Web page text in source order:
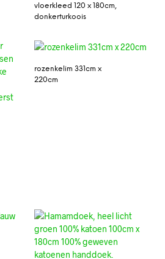
vloerkleed 120 x 180cm,
donkerturkoois
rozenkelim 331cm x
220cm